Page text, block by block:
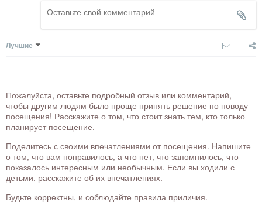
Лучшие
Пожалуйста, оставьте подробный отзыв или комментарий,
чтобы другим людям было проще принять решение по поводу
посещения! Расскажите о том, что стоит знать тем, кто только
планирует посещение.
Поделитесь с своими впечатлениями от посещения. Напишите
о том, что вам понравилось, а что нет, что запомнилось, что
показалось интересным или необычным. Если вы ходили с
детьми, расскажите об их впечатлениях.
Будьте корректны, и соблюдайте правила приличия.